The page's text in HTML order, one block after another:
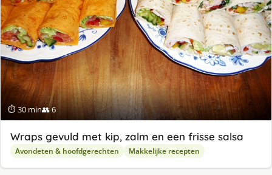
⏱ 30 min👥 6
Wraps gevuld met kip, zalm en een frisse salsa
Avondeten & hoofdgerechten Makkelijke recepten